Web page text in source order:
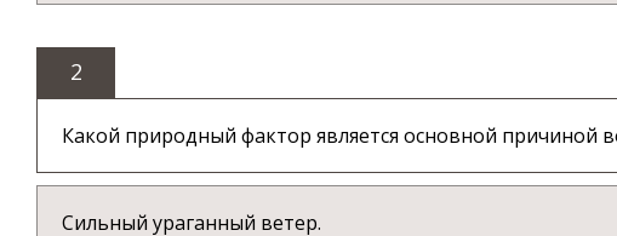
2
Какой природный фактор является основной причиной
Сильный ураганный ветер.